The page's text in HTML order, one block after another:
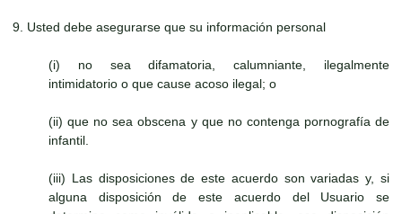
9. Usted debe asegurarse que su información personal
(i) no sea difamatoria, calumniante, ilegalmente
intimidatorio o que cause acoso ilegal; o
(ii) que no sea obscena y que no contenga pornografía de
infantil.
(iii) Las disposiciones de este acuerdo son variadas y, si
alguna disposición de este acuerdo del Usuario se